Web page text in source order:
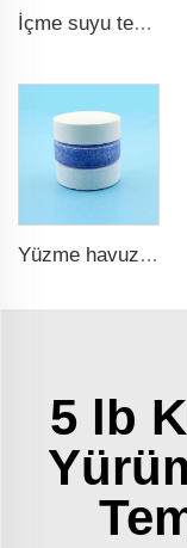
İçme suyu test şeridi 9 in 1
Yüzme havuzu için tcca klor tabletleri
5 lb